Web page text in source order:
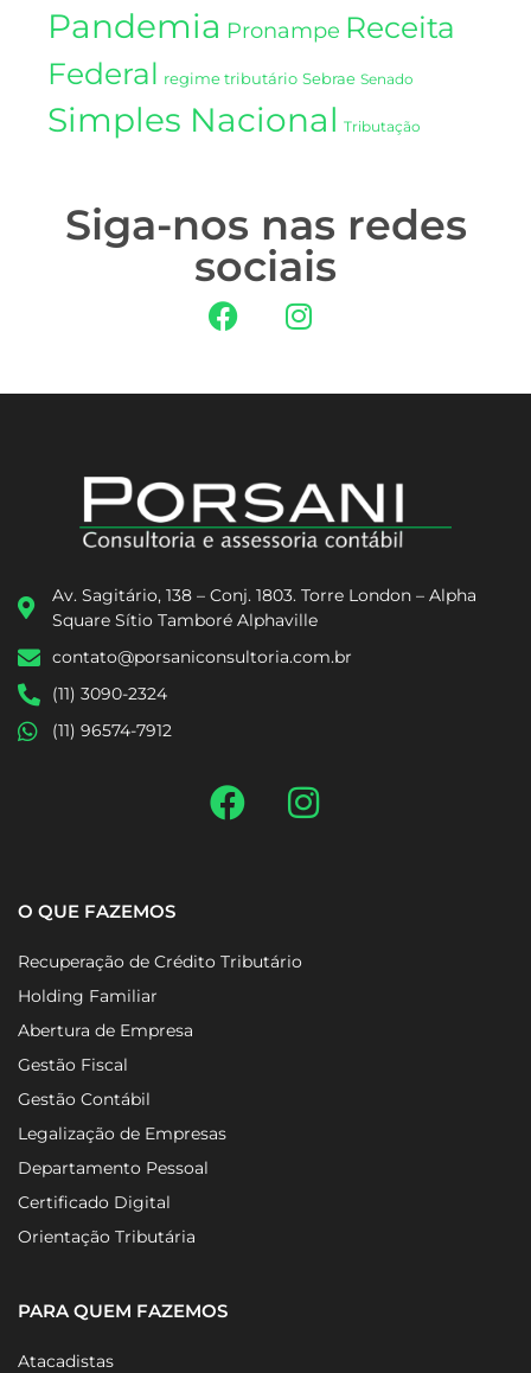
Pandemia Pronampe Receita
Federal regime tributário Sebrae Senado
Simples Nacional Tributação
Siga-nos nas redes
sociais
Av. Sagitário, 138 – Conj. 1803. Torre London – Alpha
Square Sítio Tamboré Alphaville
contato@porsaniconsultoria.com.br
(11) 3090-2324
(11) 96574-7912
O QUE FAZEMOS
Recuperação de Crédito Tributário
Holding Familiar
Abertura de Empresa
Gestão Fiscal
Gestão Contábil
Legalização de Empresas
Departamento Pessoal
Certificado Digital
Orientação Tributária
PARA QUEM FAZEMOS
Atacadistas